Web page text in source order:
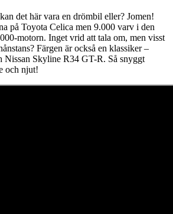
det här vara en drömbil eller? Jomen!
på Toyota Celica men 9.000 varv i den
motorn. Inget vrid att tala om, men visst
Färgen är också en klassiker –
Skyline R34 GT-R. Så snyggt
och njut!